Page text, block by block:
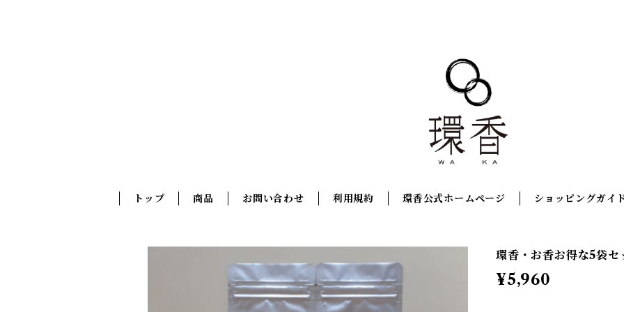
トップ 商品 お問い合わせ 利用規約 環香公式ホームページ ショッピングガイ
環香・お香お得な5袋セ
¥5,960